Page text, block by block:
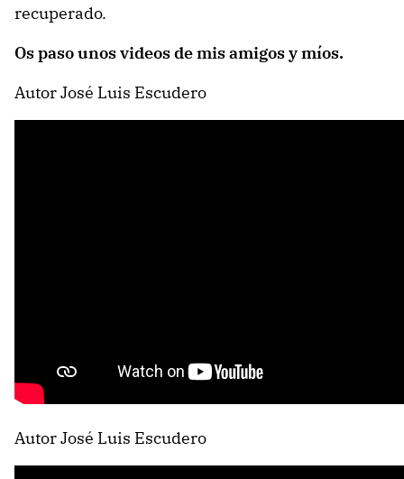
recuperado.
Os paso unos videos de mis amigos y míos.
Autor José Luis Escudero
Autor José Luis Escudero